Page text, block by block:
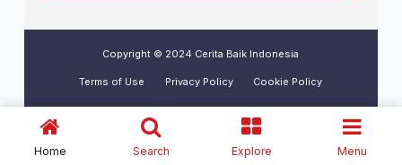
Copyright © 2024 Cerita Baik Indonesia
Terms of Use Privacy Policy Cookie Policy
Home Search Explore Menu